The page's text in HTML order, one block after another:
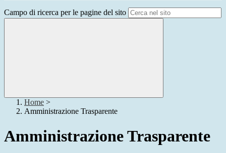
Campo di ricerca per le pagine del sito
Home >
Amministrazione Trasparente
Amministrazione Trasparente